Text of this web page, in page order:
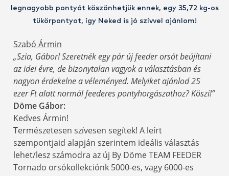
legnagyobb pontyát köszönhetjük ennek, egy 35,72 kg-os
tükörpontyot, így Neked is jó szívvel ajánlom!
Szabó Ármin
„Szia, Gábor! Szeretnék egy pár új feeder orsót beújítani
az idei évre, de bizonytalan vagyok a választásban és
nagyon érdekelne a véleményed. Melyiket ajánlod 25
ezer Ft alatt normál feederes pontyhorgászathoz? Köszi!”
Döme Gábor:
Kedves Ármin!
Természetesen szívesen segítek! A leírt
szempontjaid alapján szerintem ideális választás
lehet/lesz számodra az új By Döme TEAM FEEDER
Tornado orsókollekciónk 5000-es, vagy 6000-es